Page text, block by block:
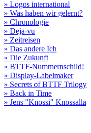
» Logos international
» Was haben wir gelernt?
» Chronologie
» Deja-vu
» Zeitreisen
» Das andere Ich
» Die Zukunft
» BTTF-Nummernschild!
» Display-Labelmaker
» Secrets of BTTF Trilogy
» Back in Time
» Jens "Knossi" Knossalla